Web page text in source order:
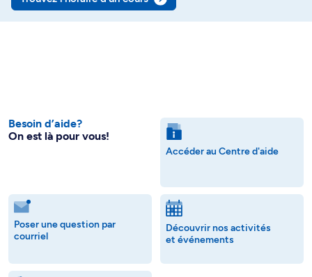
Besoin d’aide?
On est là pour vous!
Accéder au Centre d'aide
Poser une question par
courriel
Découvrir nos activités
et événements